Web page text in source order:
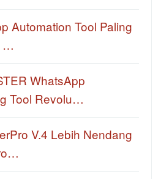
Automation Tool Paling
…
WhatsApp
Tool Revolu…
V.4 Lebih Nendang